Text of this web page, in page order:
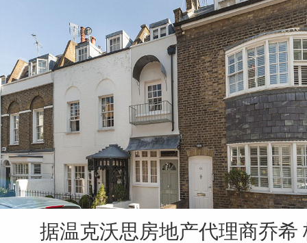
据温克沃思房地产代理商乔希